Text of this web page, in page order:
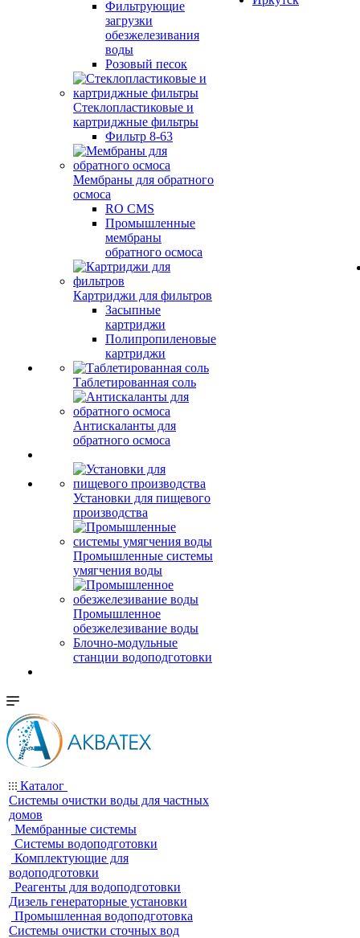
Фильтрующие
загрузки
обезжелезивания
воды
Розовый песок
Стеклопластиковые и
картриджные фильтры
Фильтр 8-63
Мембраны для обратного
осмоса
RO CMS
Промышленные
мембраны
обратного осмоса
Картриджи для фильтров
Засыпные
картриджи
Полипропиленовые
картриджи
Таблетированная соль
Антискаланты для
обратного осмоса
Установки для пищевого
производства
Промышленные системы
умягчения воды
Промышленное
обезжелезивание воды
Блочно-модульные
станции водоподготовки
Каталог
Системы очистки воды для частных
домов
Мембранные системы
Системы водоподготовки
Комплектующие для
водоподготовки
Реагенты для водоподготовки
Дизель генераторные установки
Промышленная водоподготовка
Системы очистки сточных вод